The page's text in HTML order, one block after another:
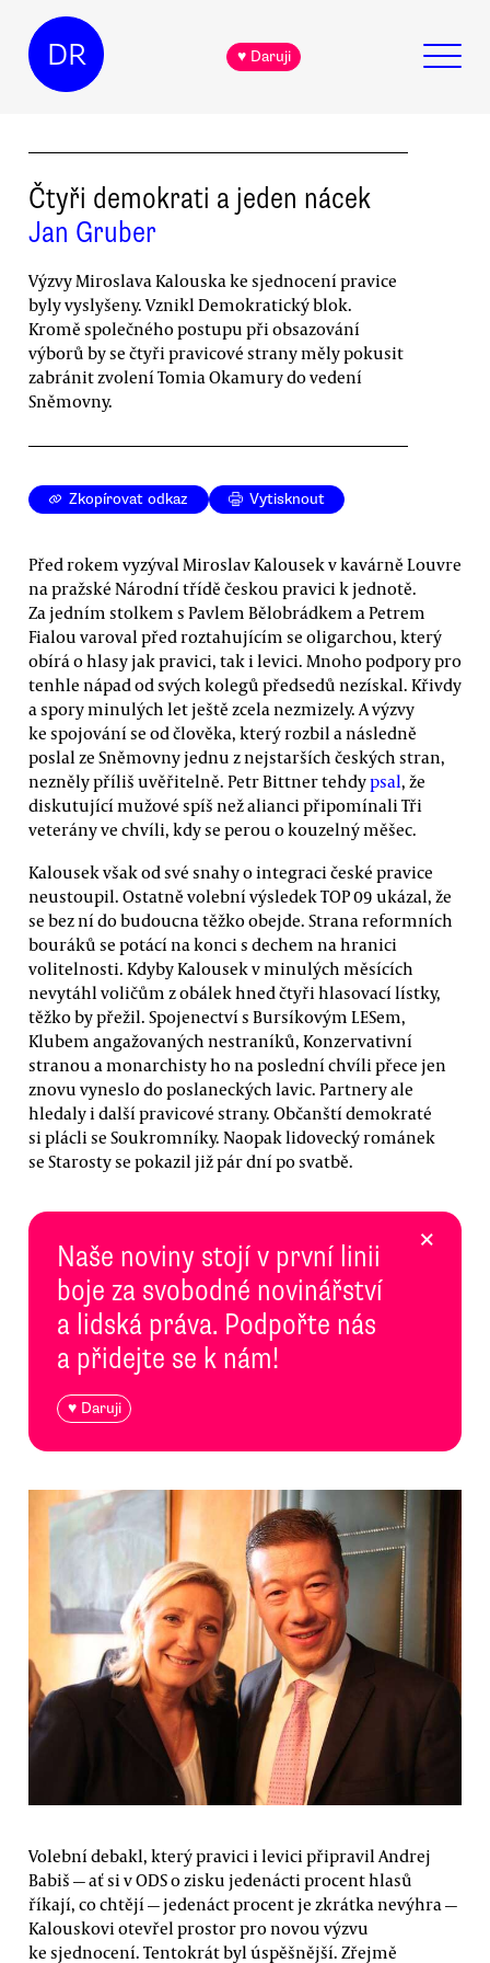
DR ♥ Daruji
Čtyři demokrati a jeden nácek
Jan Gruber
Výzvy Miroslava Kalouska ke sjednocení pravice
byly vyslyšeny. Vznikl Demokratický blok.
Kromě společného postupu při obsazování
výborů by se čtyři pravicové strany měly pokusit
zabránit zvolení Tomia Okamury do vedení
Sněmovny.
Zkopírovat odkaz Vytisknout
Před rokem vyzýval Miroslav Kalousek v kavárně Louvre
na pražské Národní třídě českou pravici k jednotě.
Za jedním stolkem s Pavlem Bělobrádkem a Petrem
Fialou varoval před roztahujícím se oligarchou, který
obírá o hlasy jak pravici, tak i levici. Mnoho podpory pro
tenhle nápad od svých kolegů předsedů nezískal. Křivdy
a spory minulých let ještě zcela nezmizely. A výzvy
ke spojování se od člověka, který rozbil a následně
poslal ze Sněmovny jednu z nejstarších českých stran,
nezněly příliš uvěřitelně. Petr Bittner tehdypsal, že
diskutující mužové spíš než alianci připomínali Tři
veterány ve chvíli, kdy se perou o kouzelný měšec.
Kalousek však od své snahy o integraci české pravice
neustoupil. Ostatně volební výsledek TOP 09 ukázal, že
se bez ní do budoucna těžko obejde. Strana reformních
bouráků se potácí na konci s dechem na hranici
volitelnosti. Kdyby Kalousek v minulých měsících
nevytáhl voličům z obálek hned čtyři hlasovací lístky,
těžko by přežil. Spojenectví s Bursíkovým LESem,
Klubem angažovaných nestraníků, Konzervativní
stranou a monarchisty ho na poslední chvíli přece jen
znovu vyneslo do poslaneckých lavic. Partnery ale
hledaly i další pravicové strany. Občanští demokraté
si plácli se Soukromníky. Naopak lidovecký románek
se Starosty se pokazil již pár dní po svatbě.
Naše noviny stojí v první linii
boje za svobodné novinářství
a lidská práva. Podpořte nás
a přidejte se k nám!
♥ Daruji
×
Volební debakl, který pravici i levici připravil Andrej
Babiš — ať si v ODS o zisku jedenácti procent hlasů
říkají, co chtějí — jedenáct procent je zkrátka nevýhra —
Kalouskovi otevřel prostor pro novou výzvu
ke sjednocení. Tentokrát byl úspěšnější. Zřejmě